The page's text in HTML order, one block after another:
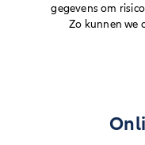
gegevens om
Zo kunnen we